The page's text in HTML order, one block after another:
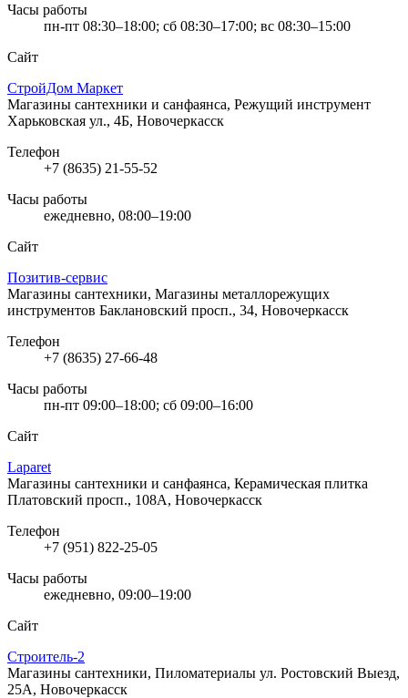
Часы работы
пн-пт 08:30–18:00; сб 08:30–17:00; вс 08:30–15:00
Сайт
СтройДом Маркет
Магазины сантехники и санфаянса, Режущий инструмент
Харьковская ул., 4Б, Новочеркасск
Телефон
+7 (8635) 21-55-52
Часы работы
ежедневно, 08:00–19:00
Сайт
Позитив-сервис
Магазины сантехники, Магазины металлорежущих
инструментов Баклановский просп., 34, Новочеркасск
Телефон
+7 (8635) 27-66-48
Часы работы
пн-пт 09:00–18:00; сб 09:00–16:00
Сайт
Laparet
Магазины сантехники и санфаянса, Керамическая плитка
Платовский просп., 108А, Новочеркасск
Телефон
+7 (951) 822-25-05
Часы работы
ежедневно, 09:00–19:00
Сайт
Строитель-2
Магазины сантехники, Пиломатериалы ул. Ростовский Выезд,
25А, Новочеркасск